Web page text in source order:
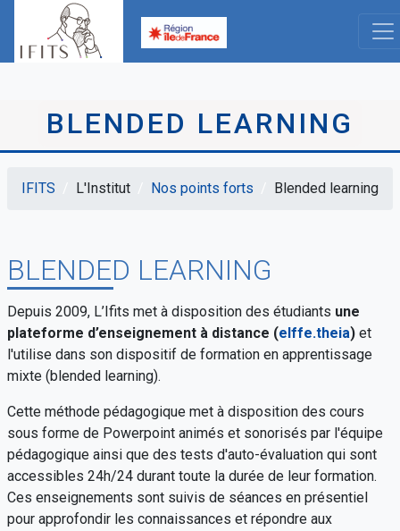
contenu
BLENDED LEARNING
IFITS L'Institut Nos points forts Blended learning
BLENDED LEARNING
Depuis 2009, L’Ifits met à disposition des étudiants une
plateforme d’enseignement à distance (elffe.theia) et
l'utilise dans son dispositif de formation en apprentissage
mixte (blended learning).
Cette méthode pédagogique met à disposition des cours
sous forme de Powerpoint animés et sonorisés par l'équipe
pédagogique ainsi que des tests d'auto-évaluation qui sont
accessibles 24h/24 durant toute la durée de leur formation.
Ces enseignements sont suivis de séances en présentiel
pour approfondir les connaissances et répondre aux